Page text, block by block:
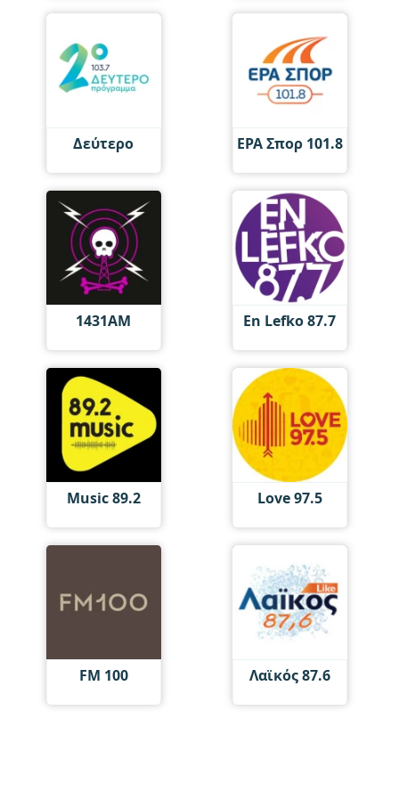
Δεύτερο ΕΡΑ Σπορ 101.8
1431AM En Lefko 87.7
Music 89.2 Love 97.5
FM 100 Λαϊκός 87.6